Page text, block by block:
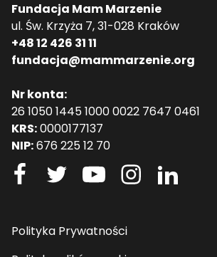
Fundacja Mam Marzenie
ul. Św. Krzyża 7, 31-028 Kraków
+48 12 426 31 11
fundacja@mammarzenie.org
Nr konta:
26 1050 1445 1000 0022 7647 0461
KRS:0000177137
NIP:676 225 12 70
Polityka Prywatności